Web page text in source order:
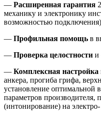
— Расширенная гарантия
механику и электронику
возможностью подключения)
— Профильная помощь в
— Проверка целостности и
— Комплексная настройка
анкера, прогиба грифа,
установление оптимальной
параметров производителя,
(интонирование) на